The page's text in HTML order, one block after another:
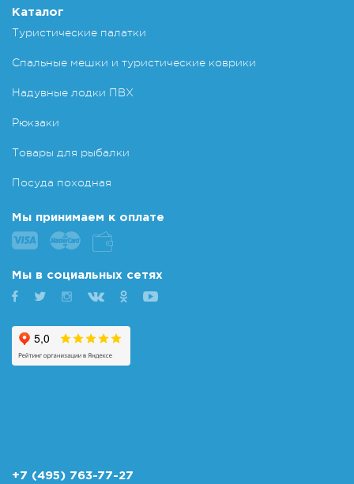
Каталог
Туристические палатки
Спальные мешки и туристические коврики
Надувные лодки ПВХ
Рюкзаки
Товары для рыбалки
Посуда походная
Мы принимаем к оплате
Мы в социальных сетях
+7 (495) 763-77-27